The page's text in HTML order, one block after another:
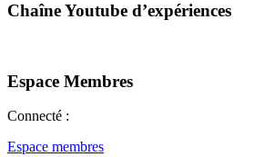
Chaîne Youtube d’expériences
Espace Membres
Connecté :
Espace membres